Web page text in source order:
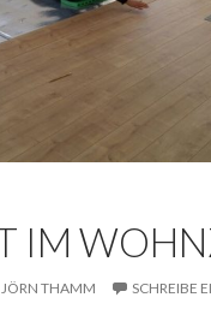
IM
JÖRN THAMM SCHREIBE